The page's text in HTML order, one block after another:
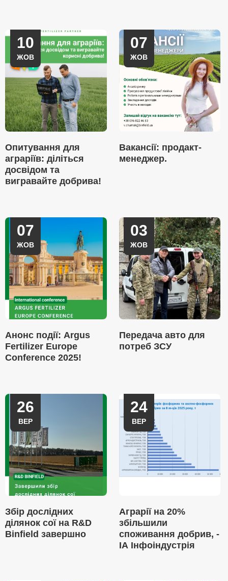
10
ЖОВ
Опитування для
аграріїв: діліться
досвідом та
вигравайте добрива!
07
ЖОВ
Вакансії: продакт-
менеджер.
07
ЖОВ
Анонс події: Argus
Fertilizer Europe
Conference 2025!
03
ЖОВ
Передача авто для
потреб ЗСУ
26
ВЕР
Збір дослідних
ділянок сої на R&D
Binfield завершно
24
ВЕР
Аграрії на 20%
збільшили
споживання добрив, -
ІА Інфоіндустрія